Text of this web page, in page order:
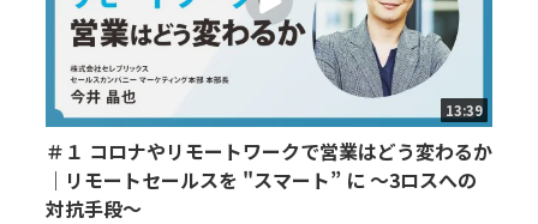
13:39
＃１ コロナやリモートワークで営業はどう変わるか
｜リモートセールスを "スマート” に ～3ロスへの
対抗手段～